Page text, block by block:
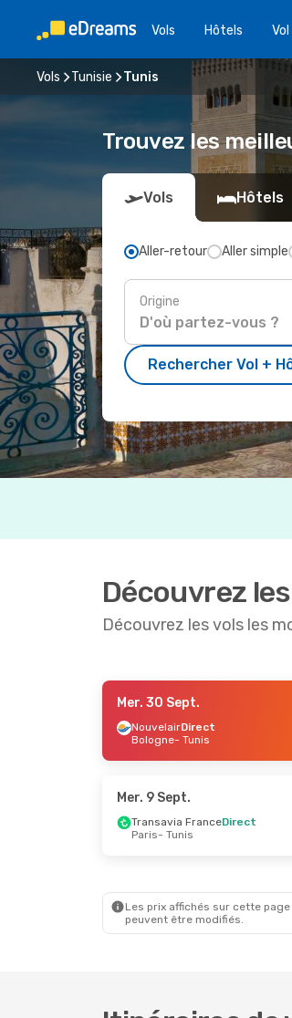
Vols Hôtels Vol
Vols Tunisie Tunis
Trouvez les
Vols Hôtels
Aller-retour Aller simple
Origine
Rechercher Vol +
Découvrez
Découvrez les vols les
- Jeu. 1 Oct.
Direct
164
- Jeu. 10 Sept.
- Marseille
238
Prix Prime par
Mer. 30 Sept.
NouvelairDirect
Bologne- Tunis
Mer. 9 Sept.
Transavia FranceDirect
Paris- Tunis
Les prix affichés sur cette
peuvent être modifiés.